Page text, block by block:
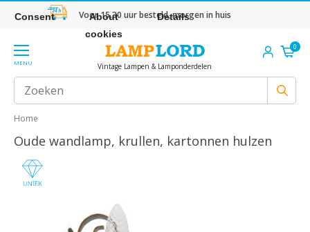
Voor 15.30 uur besteld, morgen in huis
MENU Vintage Lampen & Lamponderdelen
0
Home
Oude wandlamp, krullen, kartonnen hulzen
Consent
About
cookies
Details